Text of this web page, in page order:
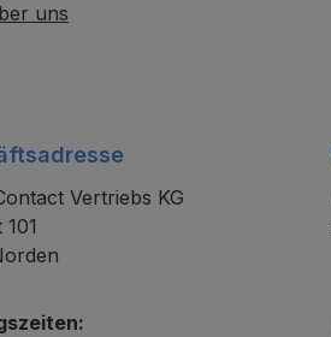
uns
Vertriebs KG